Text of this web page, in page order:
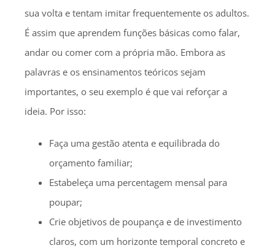
sua volta e tentam imitar frequentemente os adultos.
É assim que aprendem funções básicas como falar,
andar ou comer com a própria mão. Embora as
palavras e os ensinamentos teóricos sejam
importantes, o seu exemplo é que vai reforçar a
ideia. Por isso:
Faça uma gestão atenta e equilibrada do
orçamento familiar;
Estabeleça uma percentagem mensal para
poupar;
Crie objetivos de poupança e de investimento
claros, com um horizonte temporal concreto e